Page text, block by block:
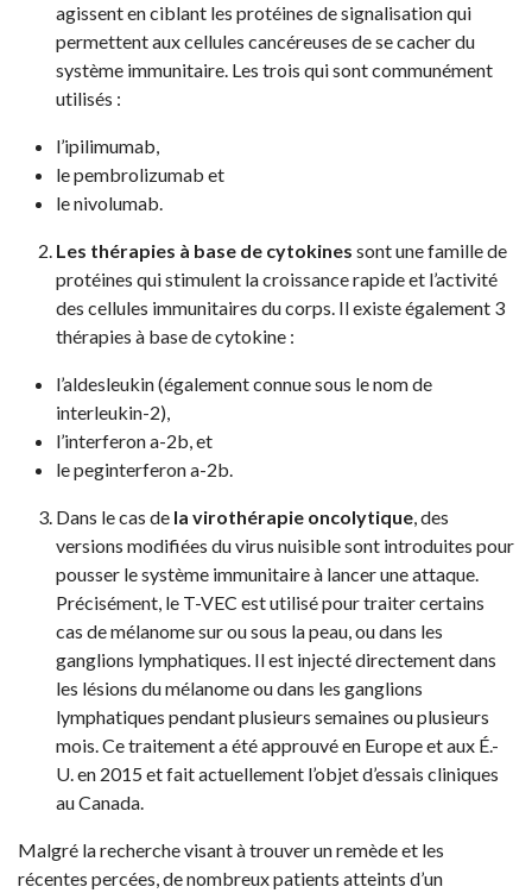
agissent en ciblant les protéines de signalisation qui
permettent aux cellules cancéreuses de se cacher du
système immunitaire. Les trois qui sont communément
utilisés :
l’ipilimumab,
le pembrolizumab et
le nivolumab.
Les thérapies à base de cytokines sont une famille de
protéines qui stimulent la croissance rapide et l’activité
des cellules immunitaires du corps. Il existe également 3
thérapies à base de cytokine :
l’aldesleukin (également connue sous le nom de
interleukin-2),
l’interferon a-2b, et
le peginterferon a-2b.
Dans le cas de la virothérapie oncolytique, des
versions modifiées du virus nuisible sont introduites pour
pousser le système immunitaire à lancer une attaque.
Précisément, le T-VEC est utilisé pour traiter certains
cas de mélanome sur ou sous la peau, ou dans les
ganglions lymphatiques. Il est injecté directement dans
les lésions du mélanome ou dans les ganglions
lymphatiques pendant plusieurs semaines ou plusieurs
mois. Ce traitement a été approuvé en Europe et aux É.-
U. en 2015 et fait actuellement l’objet d’essais cliniques
au Canada.
Malgré la recherche visant à trouver un remède et les
récentes percées, de nombreux patients atteints d’un